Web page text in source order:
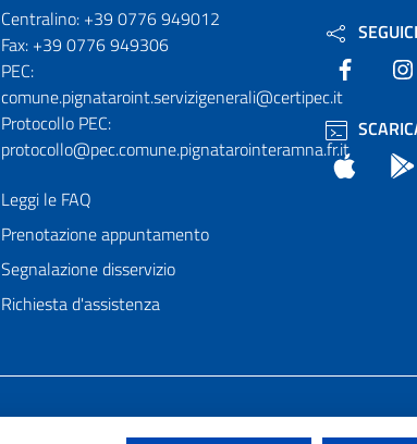
Numeri utili
Centralino: +39 0776 949012
Fax: +39 0776 949306
PEC:
comune.pignataroint.servizigenerali@certipec.it
Protocollo PEC:
protocollo@pec.comune.pignatarointeramna.fr.it
Leggi le FAQ
Prenotazione appuntamento
Segnalazione disservizio
Richiesta d'assistenza
Facebook
App Store